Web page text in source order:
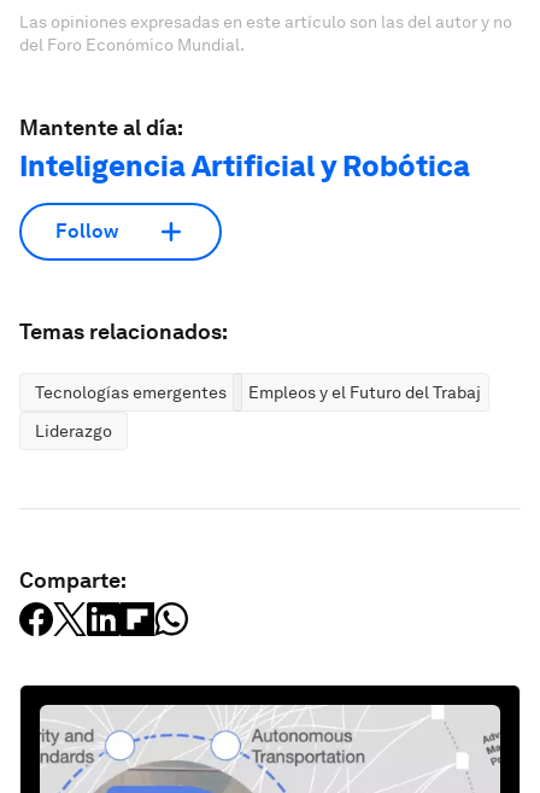
Las opiniones expresadas en este artículo son las del autor y no
del Foro Económico Mundial.
Mantente al día:
Inteligencia Artificial y Robótica
Follow
Temas relacionados:
Tecnologías emergentes
Empleos y el Futuro del Trabajo
Liderazgo
Comparte: